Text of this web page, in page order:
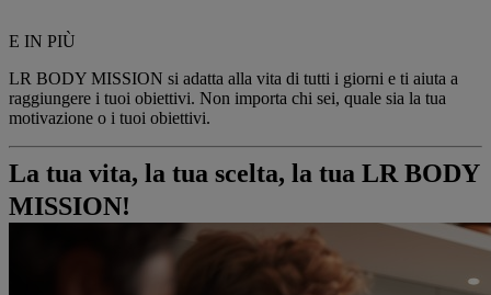
E IN PIÙ
LR BODY MISSION si adatta alla vita di tutti i giorni e ti aiuta a
raggiungere i tuoi obiettivi. Non importa chi sei, quale sia la tua
motivazione o i tuoi obiettivi.
La tua vita, la tua scelta, la tua LR BODY
MISSION!